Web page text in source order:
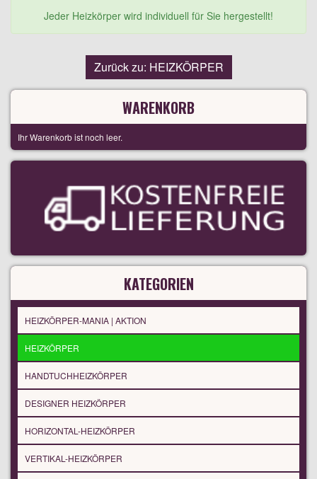
Jeder Heizkörper wird individuell für Sie hergestellt!
Zurück zu: HEIZKÖRPER
WARENKORB
Ihr Warenkorb ist noch leer.
KATEGORIEN
HEIZKÖRPER-MANIA | AKTION
HEIZKÖRPER
HANDTUCHHEIZKÖRPER
DESIGNER HEIZKÖRPER
HORIZONTAL-HEIZKÖRPER
VERTIKAL-HEIZKÖRPER